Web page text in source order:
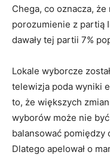
Chega, co oznacza,
porozumienie z partią
dawały tej partii 7%
Lokale wyborcze
telewizja poda wyniki
to, że większych
wyborów może nie
balansować pomiędzy
Dlatego apelował o